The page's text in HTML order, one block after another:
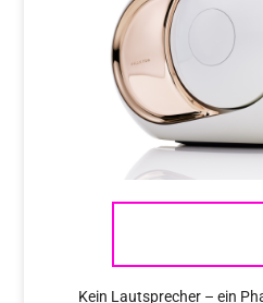
Kein Lautsprecher – ein